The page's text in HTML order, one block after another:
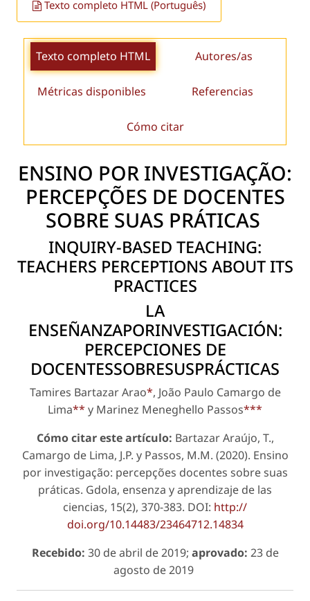
Texto completo HTML (Português)
Texto completo HTML Autores/as
Métricas disponibles Referencias
Cómo citar
ENSINO POR INVESTIGAÇÃO:
PERCEPÇÕES DE DOCENTES
SOBRE SUAS PRÁTICAS
INQUIRY-BASED TEACHING:
TEACHERS PERCEPTIONS ABOUT ITS
PRACTICES
LA
ENSEÑANZAPORINVESTIGACIÓN:
PERCEPCIONES DE
DOCENTESSOBRESUSPRÁCTICAS
Tamires Bartazar Arao*, João Paulo Camargo de
Lima** y Marinez Meneghello Passos***
Cómo citar este artículo: Bartazar Araújo, T.,
Camargo de Lima, J.P. y Passos, M.M. (2020). Ensino
por investigação: percepções docentes sobre suas
práticas. Gdola, ensenza y aprendizaje de las
ciencias, 15(2), 370-383. DOI: http://
doi.org/10.14483/23464712.14834
Recebido: 30 de abril de 2019; aprovado: 23 de
agosto de 2019